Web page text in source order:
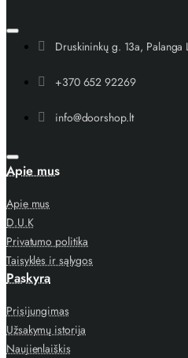
Druskininkų g. 13a, Palanga
+370 652 92269
info@doorshop.lt
Apie mus
Apie mus
D.U.K
Privatumo politika
Taisyklės ir sąlygos
Paskyra
Prisijungimas
Užsakymų istorija
Naujienlaiškis